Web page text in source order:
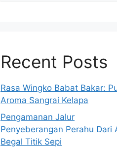
Recent Posts
Rasa Wingko Babat Bakar:
Aroma Sangrai Kelapa
Pengamanan Jalur
Penyeberangan Perahu Dari
Begal Titik Sepi